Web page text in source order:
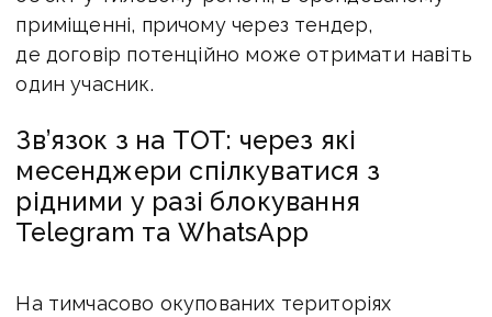
приміщенні, причому через тендер,
де договір потенційно може отримати навіть
один учасник.
Зв’язок з на ТОТ: через які
месенджери спілкуватися з
рідними у разі блокування
Telegram та WhatsApp
На тимчасово окупованих територіях